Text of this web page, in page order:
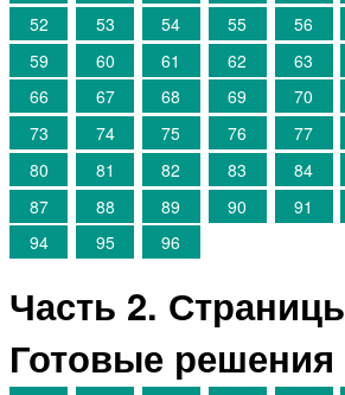
52
53 54 55 56
59
60 61 62 63
66
67 68 69 70
73
74 75 76 77
80
81 82 83 84
87
88 89 90 91
94
95 96
Часть 2.
Готовые решения